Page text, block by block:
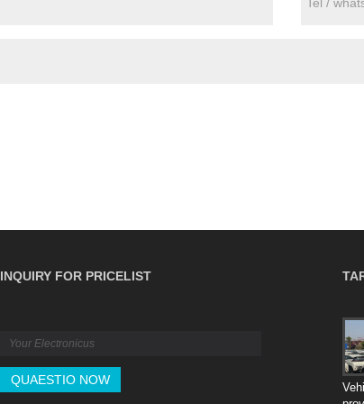
INQUIRY FOR PRICELIST
Serva tuum B2B copiam catenam ex inopinato transitu